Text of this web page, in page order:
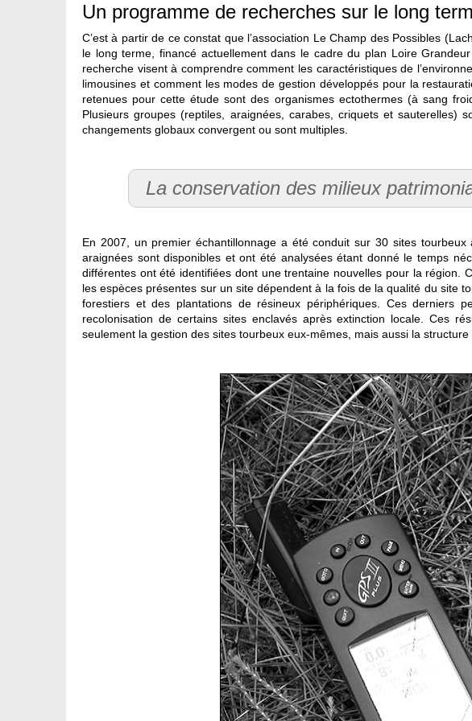
Un programme de recherches sur le long
C’est à partir de ce constat que l’association Le Champ des Possibles
le long terme, financé actuellement dans le cadre du plan Loire
recherche visent à comprendre comment les caractéristiques de
limousines et comment les modes de gestion développés pour la
retenues pour cette étude sont des organismes ectothermes (à sang
Plusieurs groupes (reptiles, araignées, carabes, criquets et sauterelles)
changements globaux convergent ou sont multiples.
La conservation des milieux
En 2007, un premier échantillonnage a été conduit sur 30 sites tourbeux
araignées sont disponibles et ont été analysées étant donné le temps
différentes ont été identifiées dont une trentaine nouvelles pour la région.
les espèces présentes sur un site dépendent à la fois de la qualité du site
forestiers et des plantations de résineux périphériques. Ces derniers
recolonisation de certains sites enclavés après extinction locale. Ces
seulement la gestion des sites tourbeux eux-mêmes, mais aussi la